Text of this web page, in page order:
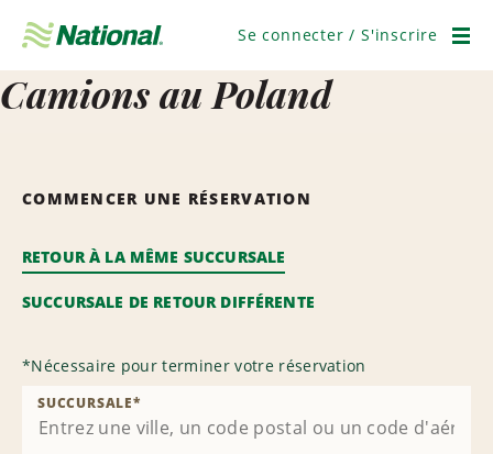
navigation
Se connecter / S'inscrire
Camions au Poland
COMMENCER UNE RÉSERVATION
RETOUR À LA MÊME SUCCURSALE
SUCCURSALE DE RETOUR DIFFÉRENTE
*Nécessaire pour terminer votre réservation
SUCCURSALE*